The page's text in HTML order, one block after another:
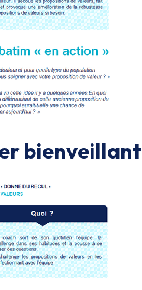
bienveillant